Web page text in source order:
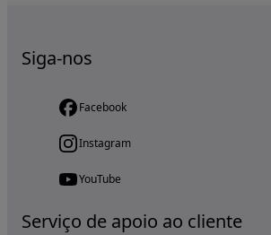
Siga-nos
Facebook
Instagram
YouTube
Serviço de apoio ao cliente